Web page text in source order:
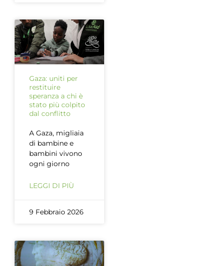
Gaza: uniti per
restituire
speranza a chi è
stato più colpito
dal conflitto
A Gaza, migliaia
di bambine e
bambini vivono
ogni giorno
LEGGI DI PIÙ
9 Febbraio 2026